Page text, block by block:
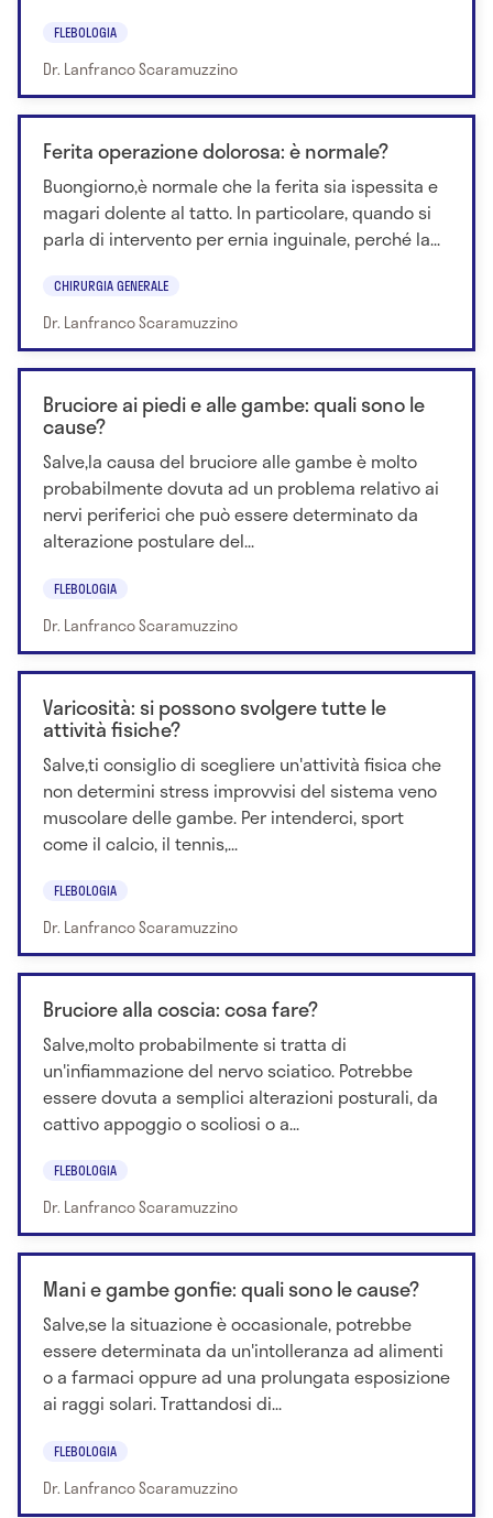
FLEBOLOGIA
Dr. Lanfranco Scaramuzzino
Ferita operazione dolorosa: è normale?
Buongiorno,è normale che la ferita sia ispessita e
magari dolente al tatto. In particolare, quando si
parla di intervento per ernia inguinale, perché la...
CHIRURGIA GENERALE
Dr. Lanfranco Scaramuzzino
Bruciore ai piedi e alle gambe: quali sono le
cause?
Salve,la causa del bruciore alle gambe è molto
probabilmente dovuta ad un problema relativo ai
nervi periferici che può essere determinato da
alterazione postulare del...
FLEBOLOGIA
Dr. Lanfranco Scaramuzzino
Varicosità: si possono svolgere tutte le
attività fisiche?
Salve,ti consiglio di scegliere un'attività fisica che
non determini stress improvvisi del sistema veno
muscolare delle gambe. Per intenderci, sport
come il calcio, il tennis,...
FLEBOLOGIA
Dr. Lanfranco Scaramuzzino
Bruciore alla coscia: cosa fare?
Salve,molto probabilmente si tratta di
un'infiammazione del nervo sciatico. Potrebbe
essere dovuta a semplici alterazioni posturali, da
cattivo appoggio o scoliosi o a...
FLEBOLOGIA
Dr. Lanfranco Scaramuzzino
Mani e gambe gonfie: quali sono le cause?
Salve,se la situazione è occasionale, potrebbe
essere determinata da un'intolleranza ad alimenti
o a farmaci oppure ad una prolungata esposizione
ai raggi solari. Trattandosi di...
FLEBOLOGIA
Dr. Lanfranco Scaramuzzino